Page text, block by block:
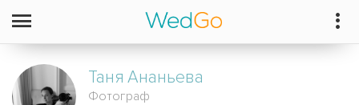
Таня Ананьева
Фотограф